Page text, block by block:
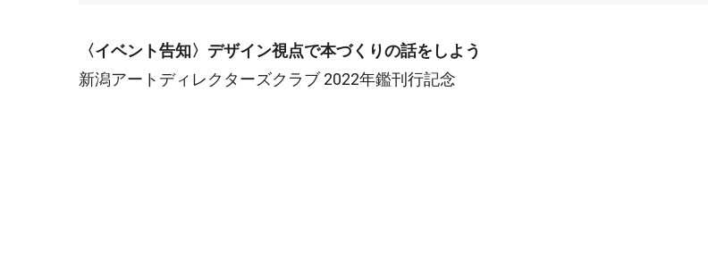
〈イベント告知〉デザイン視点で本づくりの話をしよう
新潟アートディレクターズクラブ 2022年鑑刊行記念